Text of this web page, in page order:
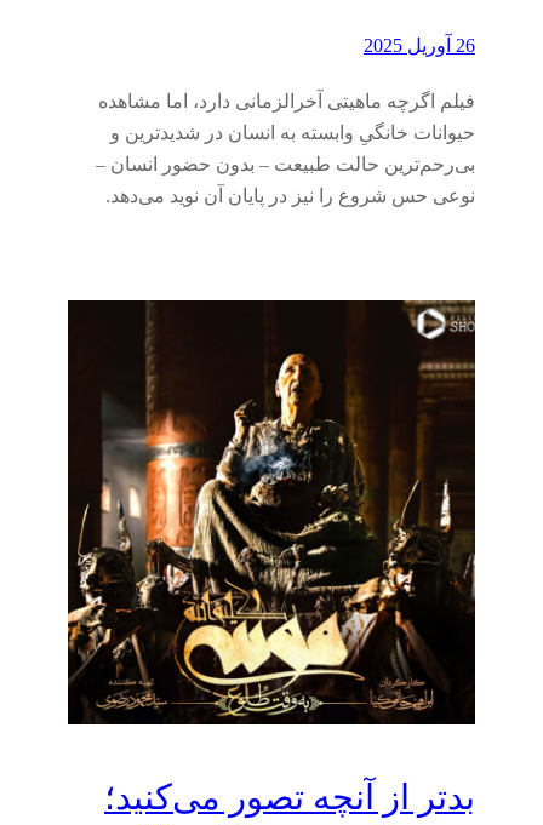
26 آوریل 2025
فیلم اگرچه ماهیتی آخرالزمانی دارد، اما مشاهده
حیوانات خانگیِ وابسته به انسان در شدیدترین و
بی‌رحم‌ترین حالت طبیعت – بدون حضور انسان –
نوعی حس شروع را نیز در پایان آن نوید می‌دهد.
بدتر از آنچه تصور می‌کنید؛